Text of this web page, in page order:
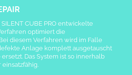
SILENT CUBE PRO entwickelte
optimiert die
diesem Verfahren wird im Falle
Anlage komplett ausgetauscht
Das System ist so innerhalb